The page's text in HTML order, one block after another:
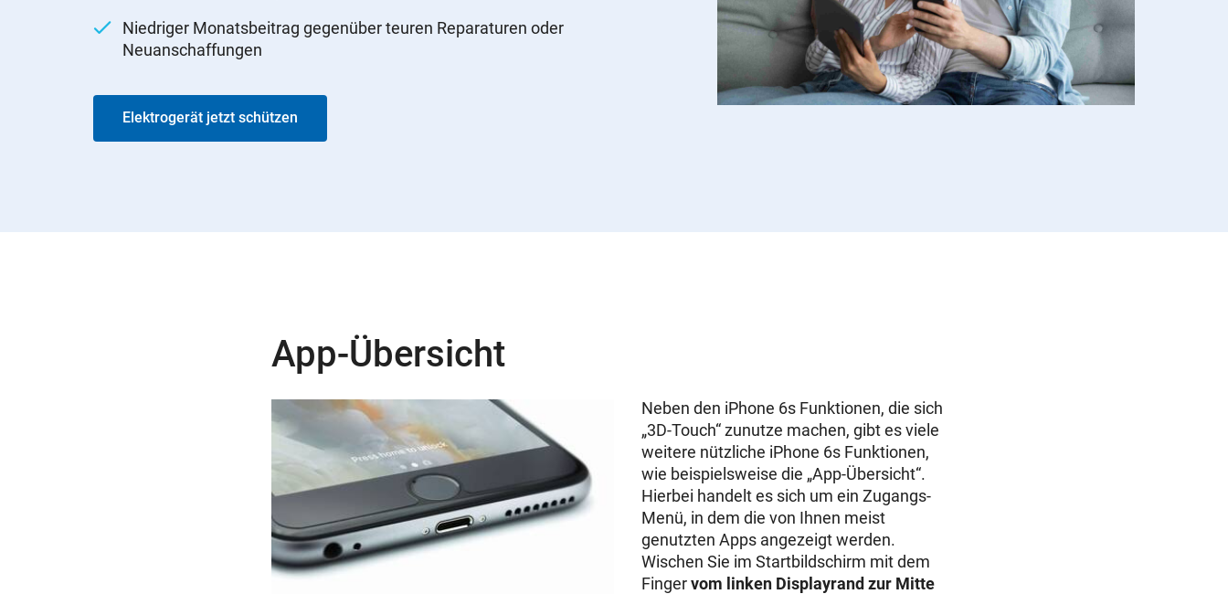
Niedriger Monatsbeitrag gegenüber teuren Reparaturen oder
Neuanschaffungen
Elektrogerät jetzt schützen
App-Übersicht
Neben den iPhone 6s Funktionen, die sich
„3D-Touch“ zunutze machen, gibt es viele
weitere nützliche iPhone 6s Funktionen,
wie beispielsweise die „App-Übersicht“.
Hierbei handelt es sich um ein Zugangs-
Menü, in dem die von Ihnen meist
genutzten Apps angezeigt werden.
Wischen Sie im Startbildschirm mit dem
Fingervom linken Displayrand zur Mitte